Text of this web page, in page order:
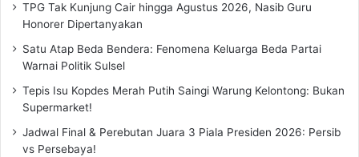
TPG Tak Kunjung Cair hingga Agustus 2026, Nasib Guru
Honorer Dipertanyakan
Satu Atap Beda Bendera: Fenomena Keluarga Beda Partai
Warnai Politik Sulsel
Tepis Isu Kopdes Merah Putih Saingi Warung Kelontong: Bukan
Supermarket!
Jadwal Final & Perebutan Juara 3 Piala Presiden 2026: Persib
vs Persebaya!